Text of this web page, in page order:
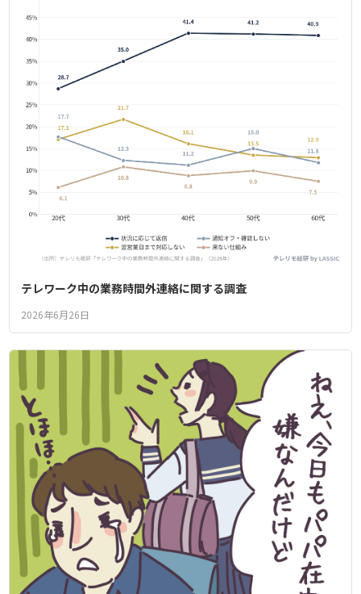
テレワーク中の業務時間外連絡に関する調査
2026年6月26日